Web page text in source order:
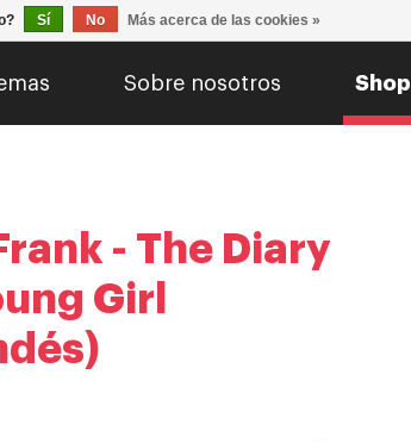
Sobre nosotros Shop
- The Diary
Girl
Sí No Más acerca de las cookies »